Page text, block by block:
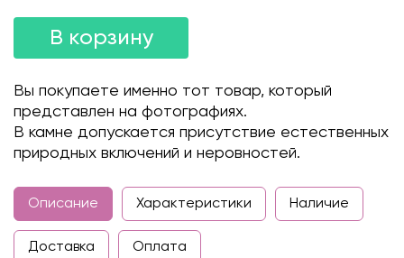
В корзину
Вы покупаете именно тот товар, который
представлен на фотографиях.
В камне допускается присутствие естественных
природных включений и неровностей.
Описание Характеристики Наличие
Доставка Оплата